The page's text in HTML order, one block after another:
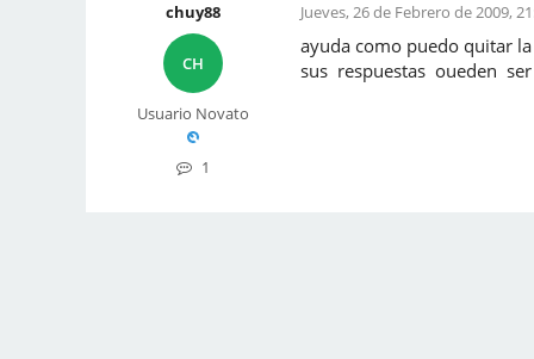
chuy88
CH
Usuario Novato
1
Jueves, 26 de Febrero de 2009,
ayuda como puedo quitar
sus respuestas oueden